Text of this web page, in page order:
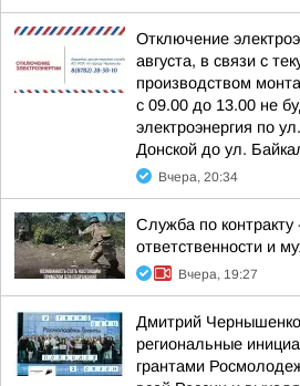
Отключение
августа, в связи с
производством
с 09.00 до 13.00 не
электроэнергия по
Донской до ул.
Вчера, 20:34
Служба по контракту
ответственности и
Вчера, 19:27
Дмитрий
региональные
грантами